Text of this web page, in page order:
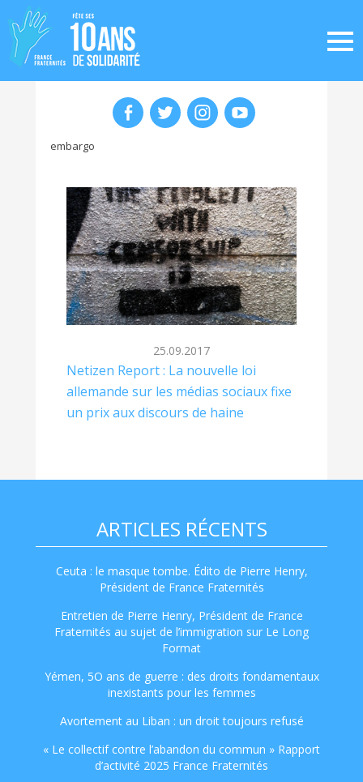
embargo
25.09.2017
Netizen Report : La nouvelle loi
allemande sur les médias sociaux fixe
un prix aux discours de haine
ARTICLES RÉCENTS
Ceuta : le masque tombe. Édito de Pierre Henry,
Président de France Fraternités
Entretien de Pierre Henry, Président de France
Fraternités au sujet de l’immigration sur Le Long
Format
Yémen, 5O ans de guerre : des droits fondamentaux
inexistants pour les femmes
Avortement au Liban : un droit toujours refusé
« Le collectif contre l’abandon du commun » Rapport
d’activité 2025 France Fraternités